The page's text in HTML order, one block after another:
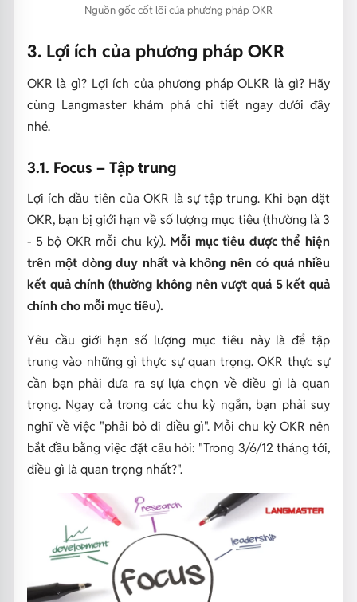
Nguồn gốc cốt lõi của phương pháp OKR
3. Lợi ích của phương pháp OKR
OKR là gì? Lợi ích của phương pháp OLKR là gì? Hãy
cùng Langmaster khám phá chi tiết ngay dưới đây
nhé.
3.1. Focus – Tập trung
Lợi ích đầu tiên của OKR là sự tập trung. Khi bạn đặt
OKR, bạn bị giới hạn về số lượng mục tiêu (thường là 3
- 5 bộ OKR mỗi chu kỳ). Mỗi mục tiêu được thể hiện
trên một dòng duy nhất và không nên có quá nhiều
kết quả chính (thường không nên vượt quá 5 kết quả
chính cho mỗi mục tiêu).
Yêu cầu giới hạn số lượng mục tiêu này là để tập
trung vào những gì thực sự quan trọng. OKR thực sự
cần bạn phải đưa ra sự lựa chọn về điều gì là quan
trọng. Ngay cả trong các chu kỳ ngắn, bạn phải suy
nghĩ về việc "phải bỏ đi điều gì". Mỗi chu kỳ OKR nên
bắt đầu bằng việc đặt câu hỏi: "Trong 3/6/12 tháng tới,
điều gì là quan trọng nhất?".